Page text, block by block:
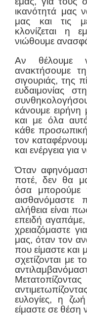
ικανότητά μας
μας και τις
κλονίζεται η
νιώθουμε
Αν θέλουμε
ανακτήσουμε
σιγουριάς, της
ευδαιμονίας
κάνουμε ειρήνη
και με όλα
κάθε
τον
και ενέργεια
Όταν
ποτέ, δεν θα
όσα μπορούμε
αισθανόμαστε
αλήθεια είναι
επειδή
χρειαζόμαστε
μας, όταν τον
που είμαστε
σχετίζονται με
ευλογίες, η
είμαστε σε θέση